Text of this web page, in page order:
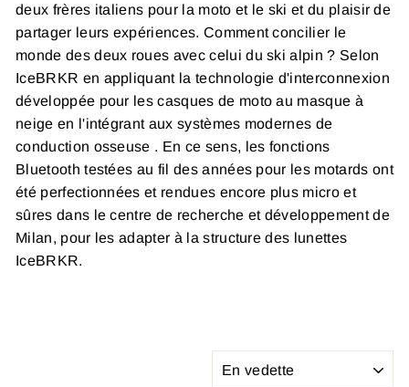
deux frères italiens pour la moto et le ski et du plaisir de
partager leurs expériences. Comment concilier le
monde des deux roues avec celui du ski alpin ? Selon
IceBRKR en appliquant la technologie d'interconnexion
développée pour les casques de moto au masque à
neige en l'intégrant aux systèmes modernes de
conduction osseuse . En ce sens, les fonctions
Bluetooth testées au fil des années pour les motards ont
été perfectionnées et rendues encore plus micro et
sûres dans le centre de recherche et développement de
Milan, pour les adapter à la structure des lunettes
IceBRKR.